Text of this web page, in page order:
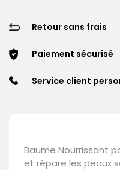
Retour sans frais
Paiement sécurisé
Service client
Baume Nourrissant
et répare les peaux